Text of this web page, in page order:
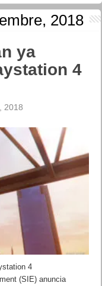
2018
ya
4
2018
4
(SIE) anuncia